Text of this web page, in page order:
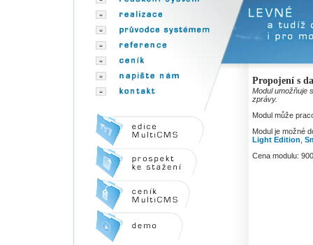
Propojení s
Modul umožňuje
zprávy.
Modul může
Modul je možné
Light Edition
Cena modulu: